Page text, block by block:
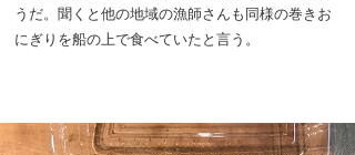
うだ。聞くと他の地域の漁師さんも同様の巻きお
にぎりを船の上で食べていたと言う。